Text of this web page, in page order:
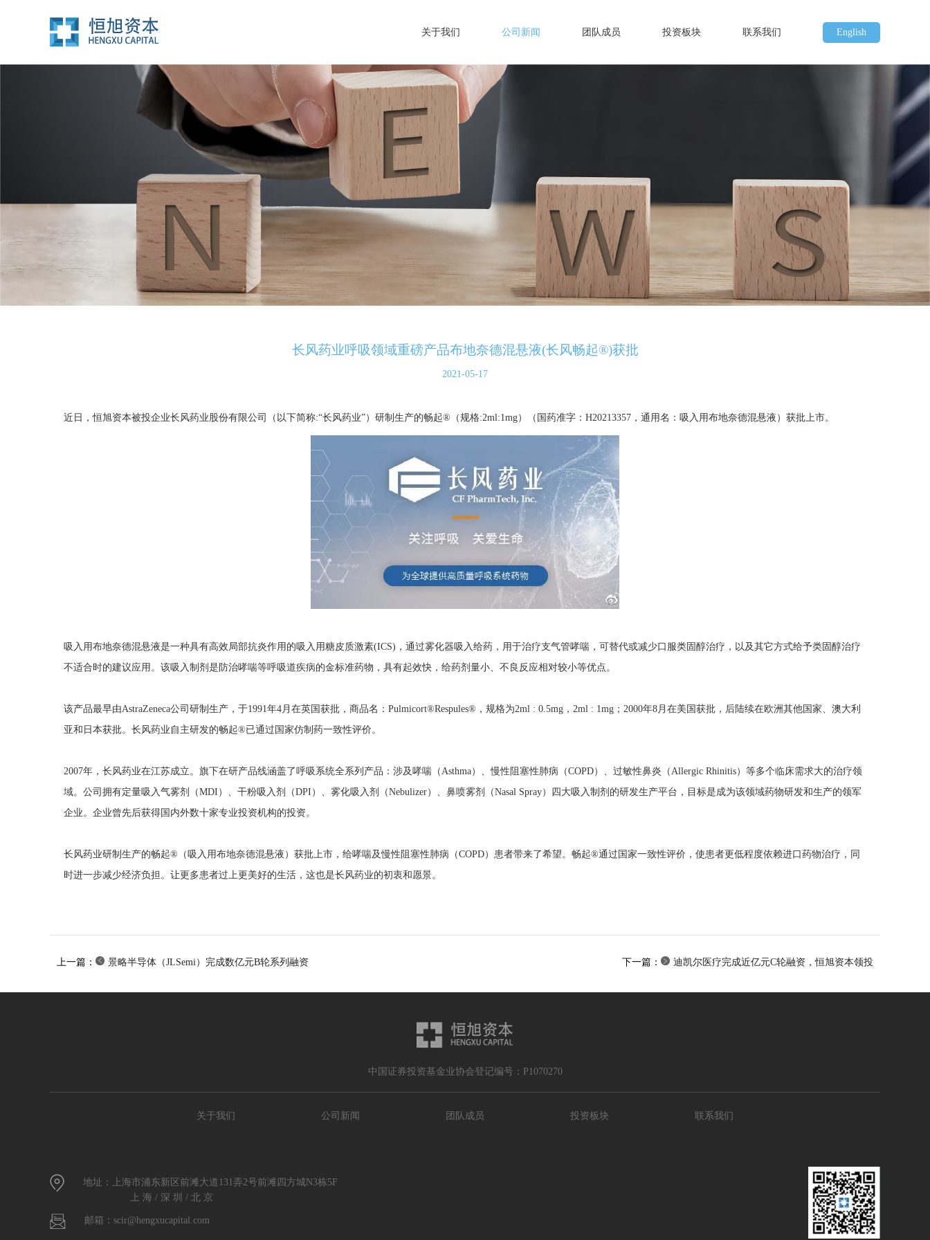
关于我们 公司新闻 团队成员 投资板块 联系我们 English
长风药业呼吸领域重磅产品布地奈德混悬液(长风畅起®)获批
2021-05-17
近日，恒旭资本被投企业长风药业股份有限公司（以下简称:“长风药业”）研制生产的畅起®（规格:2ml:1mg）（国药准字：H20213357，通用名：吸入用布地奈德混悬液）获批上市。
吸入用布地奈德混悬液是一种具有高效局部抗炎作用的吸入用糖皮质激素(ICS)，通过雾化器吸入给药，用于治疗支气管哮喘，可替代或减少口服类固醇治疗，以及其它方式给予类固醇治疗
不适合时的建议应用。该吸入制剂是防治哮喘等呼吸道疾病的金标准药物，具有起效快，给药剂量小、不良反应相对较小等优点。
该产品最早由AstraZeneca公司研制生产，于1991年4月在英国获批，商品名：Pulmicort®Respules®，规格为2ml : 0.5mg，2ml : 1mg；2000年8月在美国获批，后陆续在欧洲其他国家、澳大利
亚和日本获批。长风药业自主研发的畅起®已通过国家仿制药一致性评价。
2007年，长风药业在江苏成立。旗下在研产品线涵盖了呼吸系统全系列产品：涉及哮喘（Asthma）、慢性阻塞性肺病（COPD）、过敏性鼻炎（Allergic Rhinitis）等多个临床需求大的治疗领
域。公司拥有定量吸入气雾剂（MDI）、干粉吸入剂（DPI）、雾化吸入剂（Nebulizer）、鼻喷雾剂（Nasal Spray）四大吸入制剂的研发生产平台，目标是成为该领域药物研发和生产的领军
企业。企业曾先后获得国内外数十家专业投资机构的投资。
长风药业研制生产的畅起®（吸入用布地奈德混悬液）获批上市，给哮喘及慢性阻塞性肺病（COPD）患者带来了希望。畅起®通过国家一致性评价，使患者更低程度依赖进口药物治疗，同
时进一步减少经济负担。让更多患者过上更美好的生活，这也是长风药业的初衷和愿景。
上一篇： 景略半导体（JLSemi）完成数亿元B轮系列融资 下一篇： 迪凯尔医疗完成近亿元C轮融资，恒旭资本领投
中国证券投资基金业协会登记编号：P1070270
关于我们 公司新闻 团队成员 投资板块 联系我们
地址：上海市浦东新区前滩大道131弄2号前滩四方城N3栋5F
上 海 / 深 圳 / 北 京
邮箱：scir@hengxucapital.com